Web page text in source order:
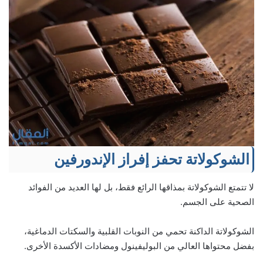
الشوكولاتة تحفز إفراز الإندورفين
لا تتمتع الشوكولاتة بمذاقها الرائع فقط، بل لها العديد من الفوائد
الصحية على الجسم.
الشوكولاتة الداكنة تحمي من النوبات القلبية والسكتات الدماغية،
بفضل محتواها العالي من البوليفينول ومضادات الأكسدة الأخرى.